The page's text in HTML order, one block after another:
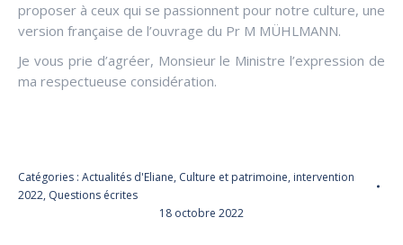
proposer à ceux qui se passionnent pour notre culture, une
version française de l’ouvrage du Pr M MÜHLMANN.
Je vous prie d’agréer, Monsieur le Ministre l’expression de
ma respectueuse considération.
Catégories : Actualités d'Eliane, Culture et patrimoine, intervention
2022, Questions écrites
18 octobre 2022